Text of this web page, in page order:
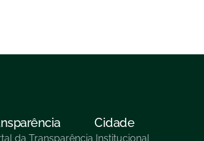
da Transparência
Cidade
Institucional